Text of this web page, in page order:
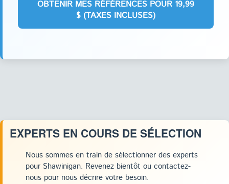
EXPERTS EN COURS DE SÉLECTION
Nous sommes en train de sélectionner des experts
pour Shawinigan. Revenez bientôt ou contactez-
nous pour nous décrire votre besoin.